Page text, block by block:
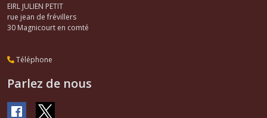
EIRL JULIEN PETIT
rue jean de frévillers
30 Magnicourt en comté
Téléphone
Parlez de nous